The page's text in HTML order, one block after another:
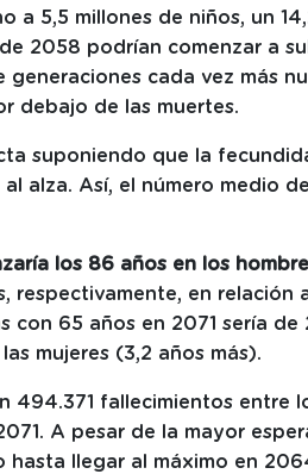
5,5 millones de niños, un
2058 podrían comenzar a
cada vez más
debajo de las muertes.
suponiendo que la
alza. Así, el número medio
los 86 años en los
respectivamente, en relación
con 65 años en 2071 sería de
mujeres (3,2 años más).
494.371 fallecimientos entre
A pesar de la mayor
hasta llegar al máximo en